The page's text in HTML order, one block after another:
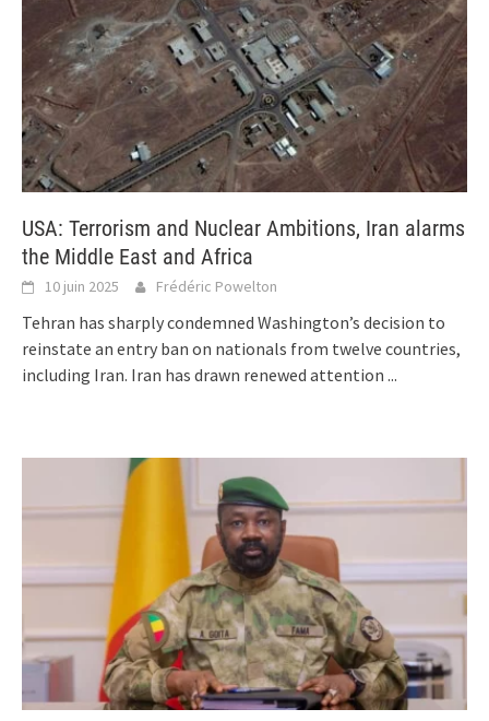
USA: Terrorism and Nuclear Ambitions, Iran alarms
the Middle East and Africa
10 juin 2025 Frédéric Powelton
Tehran has sharply condemned Washington’s decision to
reinstate an entry ban on nationals from twelve countries,
including Iran. Iran has drawn renewed attention ...